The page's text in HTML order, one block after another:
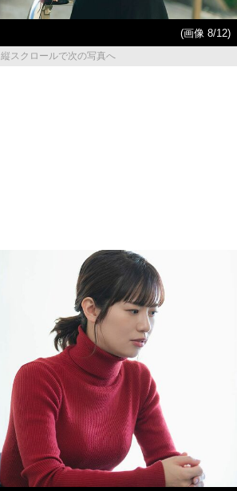
(画像 8/12)
縦スクロールで次の写真へ